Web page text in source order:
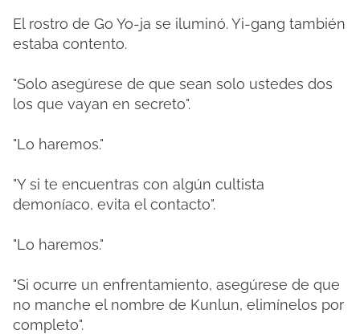
El rostro de Go Yo-ja se iluminó. Yi-gang también
estaba contento.
"Solo asegúrese de que sean solo ustedes dos
los que vayan en secreto".
"Lo haremos."
"Y si te encuentras con algún cultista
demoníaco, evita el contacto".
"Lo haremos."
"Si ocurre un enfrentamiento, asegúrese de que
no manche el nombre de Kunlun, elimínelos por
completo".